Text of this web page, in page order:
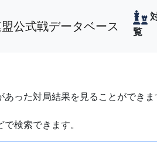
公式戦データベース
覧
あった対局結果を見ることができ
検索できます。